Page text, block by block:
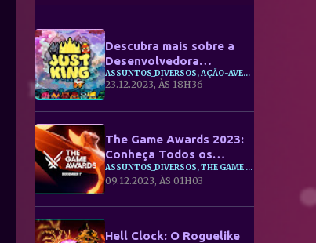
Descubra mais sobre a
Desenvolvedora
Brasileira VISH Game
Studios com Seu Novo
ASSUNTOS_DIVERSOS, AÇÃO-AVENTURA, BOSSFIGHTS
23.12.2023, ÀS 18H36
The Game Awards 2023:
Conheça Todos os
Indicados e Desvende os
Grandes Vencedores!
ASSUNTOS_DIVERSOS, THE GAME AWARDS, ⭐EVENTOS
09.12.2023, ÀS 01H03
Hell Clock: O Roguelike